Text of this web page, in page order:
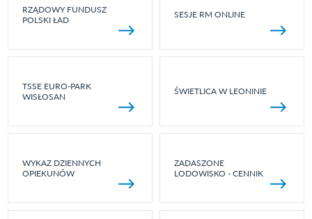
RZĄDOWY FUNDUSZ
POLSKI ŁAD
SESJE RM ONLINE
TSSE EURO-PARK
WISŁOSAN
ŚWIETLICA W LEONINIE
WYKAZ DZIENNYCH
OPIEKUNÓW
ZADASZONE
LODOWISKO - CENNIK